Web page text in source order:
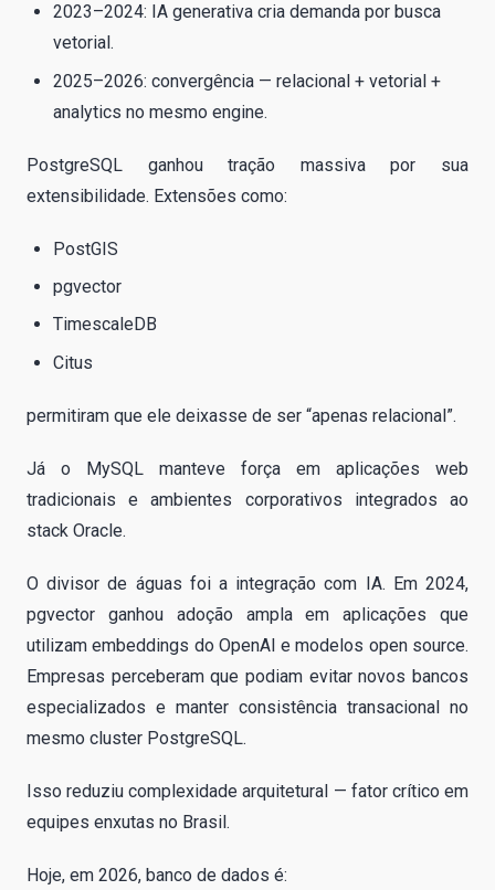
2023–2024: IA generativa cria demanda por busca
vetorial.
2025–2026: convergência — relacional + vetorial +
analytics no mesmo engine.
PostgreSQL ganhou tração massiva por sua
extensibilidade. Extensões como:
PostGIS
pgvector
TimescaleDB
Citus
permitiram que ele deixasse de ser “apenas relacional”.
Já o MySQL manteve força em aplicações web
tradicionais e ambientes corporativos integrados ao
stack Oracle.
O divisor de águas foi a integração com IA. Em 2024,
pgvector ganhou adoção ampla em aplicações que
utilizam embeddings do OpenAI e modelos open source.
Empresas perceberam que podiam evitar novos bancos
especializados e manter consistência transacional no
mesmo cluster PostgreSQL.
Isso reduziu complexidade arquitetural — fator crítico em
equipes enxutas no Brasil.
Hoje, em 2026, banco de dados é: